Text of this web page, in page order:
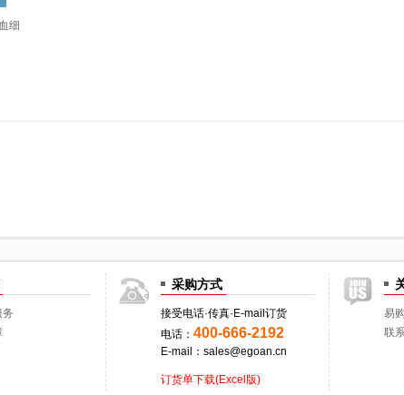
细
务
采购方式
接受电话·传真·E-mail订货
电话： 400-666-2192
E-mail：sales@egoan.cn
订货单下载(Excel版)
易
联